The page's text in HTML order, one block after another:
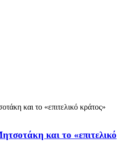
και το «επιτελικό